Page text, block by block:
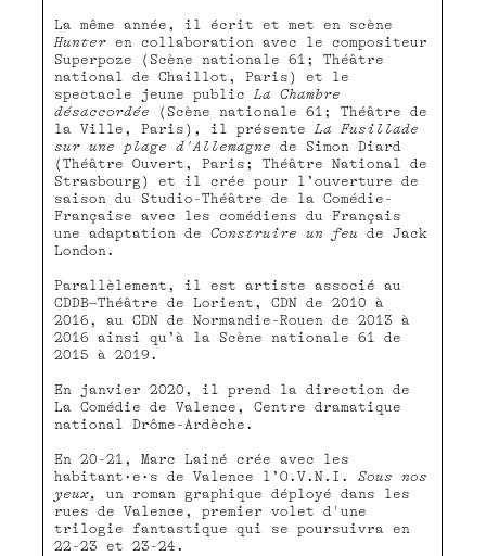
La même année, il écrit et met en scène
Hunter en collaboration avec le compositeur
Superpoze
(Scène nationale 61; Théâtre
national de Chaillot, Paris) et le
spectacle jeune publicLa Chambre
désaccordée (Scène nationale 61; Théâtre de
la Ville, Paris), il présenteLa Fusillade
sur une plage d'Allemagne de Simon Diard
(Théâtre Ouvert, Paris; Théâtre National de
Strasbourg) et il crée pour l’ouverture de
saison du Studio-Théâtre de la Comédie-
Française avec les comédiens du Français
une adaptation de Construire un feu de Jack
London.
Parallèlement, il est artiste associé au
CDDB–Théâtre de Lorient, CDN de 2010 à
2016, au CDN de Normandie-Rouen de 2013 à
2016 ainsi qu’à la Scène nationale 61 de
2015 à 2019.
En janvier 2020, il prend la direction de
La Comédie de Valence, Centre dramatique
national Drôme-Ardèche.
En 20-21, Marc Lainé crée avec les
habitant·e·s de Valence l’O.V.N.I. Sous nos
yeux,
un roman graphique déployé dans les
rues de Valence, premier volet d'une
trilogie fantastique qui se poursuivra en
22-23 et 23-24.